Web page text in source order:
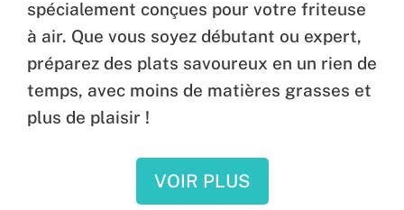
spécialement conçues pour votre friteuse
à air. Que vous soyez débutant ou expert,
préparez des plats savoureux en un rien de
temps, avec moins de matières grasses et
plus de plaisir !
VOIR PLUS